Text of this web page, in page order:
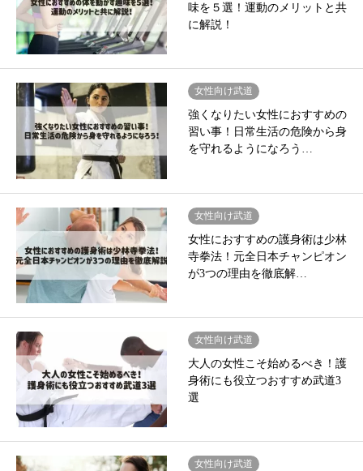
味を５選！運動のメリットと共
に解説！
女性向け武道
強くなりたい女性におすすめの
習い事！日常生活の危険から身
を守れるようになろう…
女性向け武道
女性におすすめの護身術は少林
寺拳法！元全日本チャンピオン
が3つの理由を徹底解…
女性向け武道
大人の女性こそ始めるべき！護
身術にも役立つおすすめ武道3
選
女性向け武道